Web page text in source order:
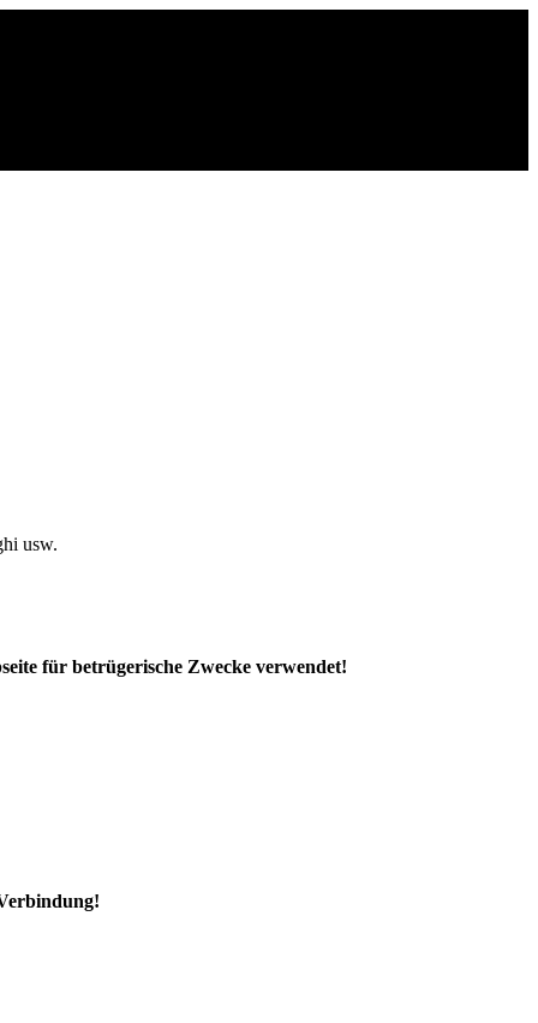
usw.
für betrügerische Zwecke verwendet!